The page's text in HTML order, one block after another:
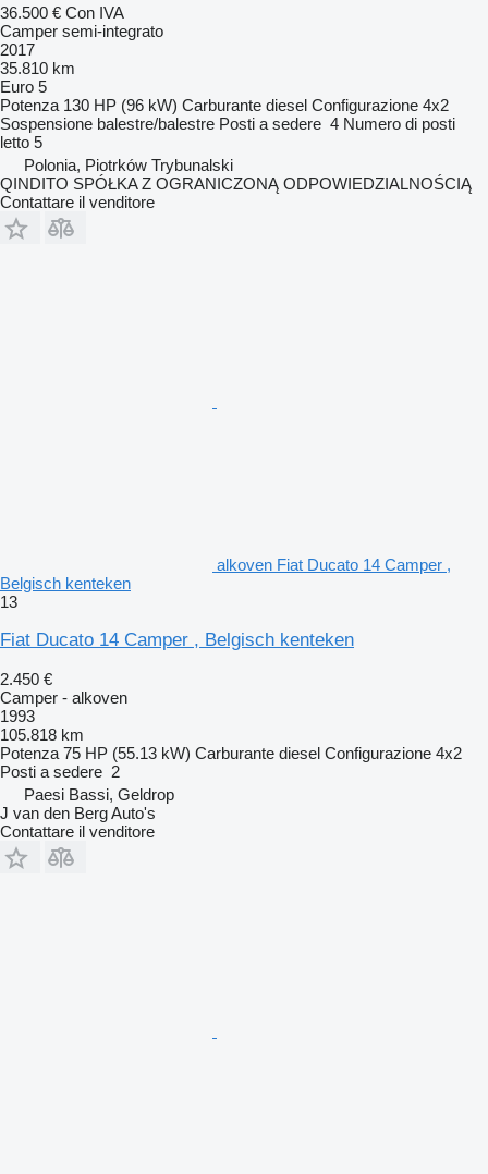
36.500 € Con IVA
Camper semi-integrato
2017
35.810 km
Euro 5
Potenza 130 HP (96 kW) Carburante diesel Configurazione 4x2
Sospensione balestre/balestre Posti a sedere 4 Numero di posti
letto 5
Polonia, Piotrków Trybunalski
QINDITO SPÓŁKA Z OGRANICZONĄ ODPOWIEDZIALNOŚCIĄ
Contattare il venditore
alkoven Fiat Ducato 14 Camper ,
Belgisch kenteken
13
Fiat Ducato 14 Camper , Belgisch kenteken
2.450 €
Camper - alkoven
1993
105.818 km
Potenza 75 HP (55.13 kW) Carburante diesel Configurazione 4x2
Posti a sedere 2
Paesi Bassi, Geldrop
J van den Berg Auto's
Contattare il venditore